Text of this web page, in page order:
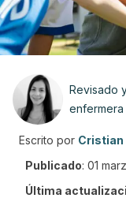
Revisado
enfermera
Escrito por Cristian
Publicado: 01
Última